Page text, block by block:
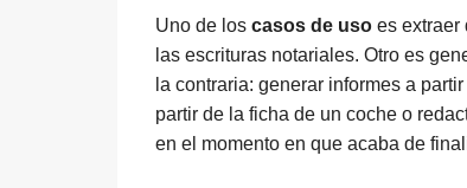
Uno de los casos de uso es extraer
las escrituras notariales. Otro es
la contraria: generar informes a
partir de la ficha de un coche o
en el momento en que acaba de